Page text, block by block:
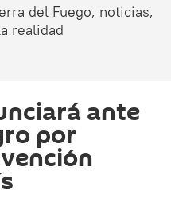
del Fuego, noticias,
realidad
ante
por